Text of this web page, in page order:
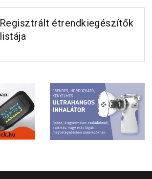
Regisztrált étrendkiegészítők
listája